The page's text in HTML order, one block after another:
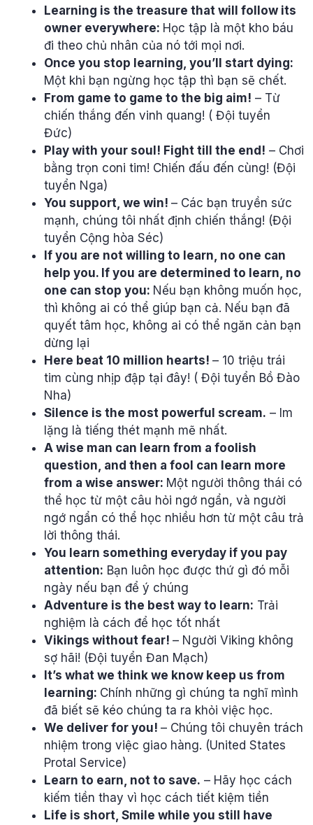
Learning is the treasure that will follow its
owner everywhere: Học tập là một kho báu
đi theo chủ nhân của nó tới mọi nơi.
Once you stop learning, you’ll start dying:
Một khi bạn ngừng học tập thì bạn sẽ chết.
From game to game to the big aim! – Từ
chiến thắng đến vinh quang! ( Đội tuyển
Đức)
Play with your soul! Fight till the end! – Chơi
bằng trọn coni tim! Chiến đấu đến cùng! (Đội
tuyển Nga)
You support, we win! – Các bạn truyền sức
mạnh, chúng tôi nhất định chiến thắng! (Đội
tuyển Cộng hòa Séc)
If you are not willing to learn, no one can
help you. If you are determined to learn, no
one can stop you: Nếu bạn không muốn học,
thì không ai có thể giúp bạn cả. Nếu bạn đã
quyết tâm học, không ai có thể ngăn cản bạn
dừng lại
Here beat 10 million hearts! – 10 triệu trái
tim cùng nhịp đập tại đây! ( Đội tuyển Bồ Đào
Nha)
Silence is the most powerful scream. – Im
lặng là tiếng thét mạnh mẽ nhất.
A wise man can learn from a foolish
question, and then a fool can learn more
from a wise answer: Một người thông thái có
thể học từ một câu hỏi ngớ ngẩn, và người
ngớ ngẩn có thể học nhiều hơn từ một câu trả
lời thông thái.
You learn something everyday if you pay
attention: Bạn luôn học được thứ gì đó mỗi
ngày nếu bạn để ý chúng
Adventure is the best way to learn: Trải
nghiệm là cách để học tốt nhất
Vikings without fear! – Người Viking không
sợ hãi! (Đội tuyển Đan Mạch)
It’s what we think we know keep us from
learning: Chính những gì chúng ta nghĩ mình
đã biết sẽ kéo chúng ta ra khỏi việc học.
We deliver for you! – Chúng tôi chuyên trách
nhiệm trong việc giao hàng. (United States
Protal Service)
Learn to earn, not to save. – Hãy học cách
kiếm tiền thay vì học cách tiết kiệm tiền
Life is short, Smile while you still have